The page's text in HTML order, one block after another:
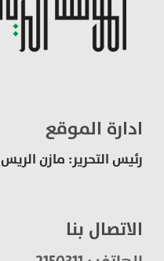
ادارة الموقع
رئيس التحرير: مازن الريس
الاتصال بنا